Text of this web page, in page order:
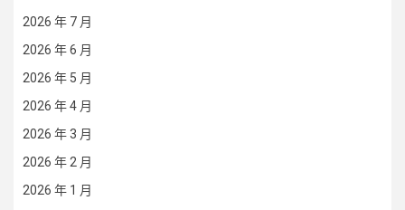
2026 年 7 月
2026 年 6 月
2026 年 5 月
2026 年 4 月
2026 年 3 月
2026 年 2 月
2026 年 1 月